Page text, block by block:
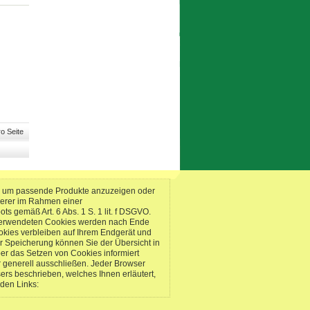
Seite
passende Produkte anzuzeigen oder
im Rahmen einer
gemäß Art. 6 Abs. 1 S. 1 lit. f DSGVO.
Cookies werden nach Ende
verbleiben auf Ihrem Endgerät und
können Sie der Übersicht in
das Setzen von Cookies informiert
ausschließen. Jeder Browser
beschrieben, welches Ihnen erläutert,
Links: